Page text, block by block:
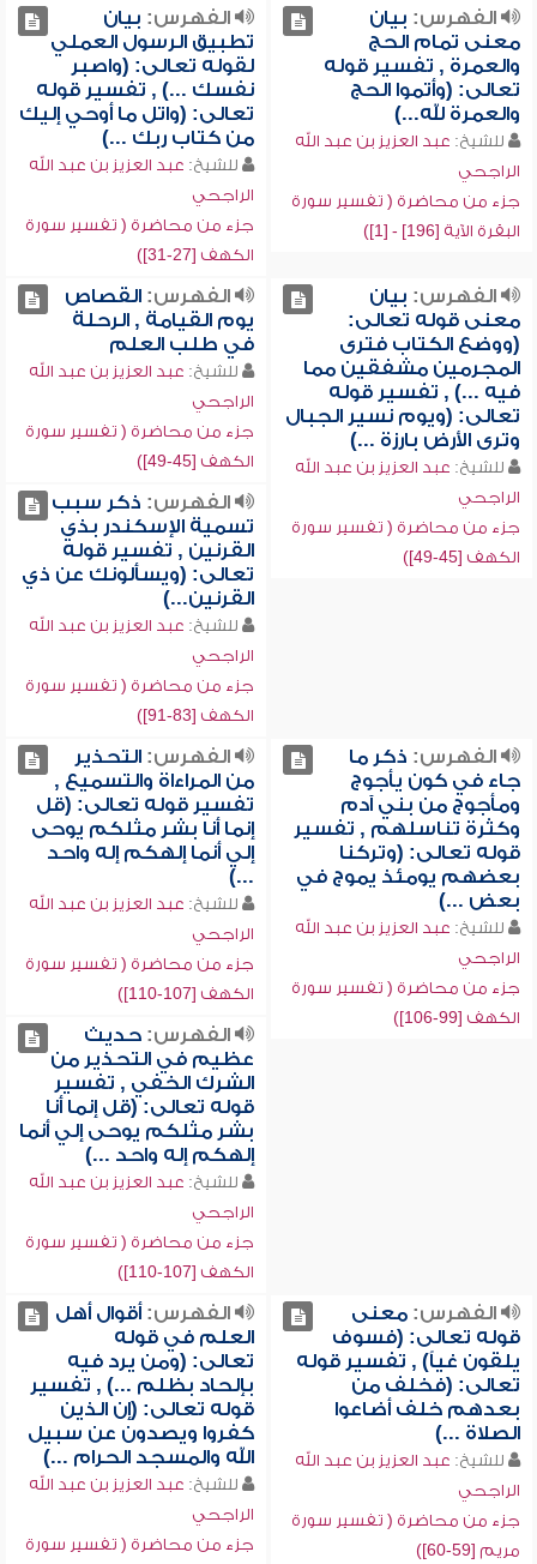
الفهرس: بيان
معنى تمام الحج
والعمرة , تفسير قوله
تعالى: (وأتموا الحج
والعمرة لله...)
للشيخ: عبد العزيز بن عبد الله
الراجحي
جزء من محاضرة ( تفسير سورة
البقرة الآية [196] - [1])
الفهرس: بيان
تطبيق الرسول العملي
لقوله تعالى: (واصبر
نفسك ...) , تفسير قوله
تعالى: (واتل ما أوحي إليك
من كتاب ربك ...)
للشيخ: عبد العزيز بن عبد الله
الراجحي
جزء من محاضرة ( تفسير سورة
الكهف [27-31])
الفهرس: بيان
معنى قوله تعالى:
(ووضع الكتاب فترى
المجرمين مشفقين مما
فيه ...) , تفسير قوله
تعالى: (ويوم نسير الجبال
وترى الأرض بارزة ...)
للشيخ: عبد العزيز بن عبد الله
الراجحي
جزء من محاضرة ( تفسير سورة
الكهف [45-49])
الفهرس:القصاص
يوم القيامة , الرحلة
في طلب العلم
للشيخ: عبد العزيز بن عبد الله
الراجحي
جزء من محاضرة ( تفسير سورة
الكهف [45-49])
الفهرس: ذكر سبب
تسمية الإسكندر بذي
القرنين , تفسير قوله
تعالى: (ويسألونك عن ذي
القرنين...)
للشيخ: عبد العزيز بن عبد الله
الراجحي
جزء من محاضرة ( تفسير سورة
الكهف [83-91])
الفهرس: ذكر ما
جاء في كون يأجوج
ومأجوج من بني آدم
وكثرة تناسلهم , تفسير
قوله تعالى: (وتركنا
بعضهم يومئذ يموج في
بعض ...)
للشيخ: عبد العزيز بن عبد الله
الراجحي
جزء من محاضرة ( تفسير سورة
الكهف [99-106])
الفهرس:التحذير
من المراءاة والتسميع ,
تفسير قوله تعالى: (قل
إنما أنا بشر مثلكم يوحى
إلي أنما إلهكم إله واحد
...)
للشيخ: عبد العزيز بن عبد الله
الراجحي
جزء من محاضرة ( تفسير سورة
الكهف [107-110])
الفهرس:حديث
عظيم في التحذير من
الشرك الخفي , تفسير
قوله تعالى: (قل إنما أنا
بشر مثلكم يوحى إلي أنما
إلهكم إله واحد ...)
للشيخ: عبد العزيز بن عبد الله
الراجحي
جزء من محاضرة ( تفسير سورة
الكهف [107-110])
الفهرس:معنى
قوله تعالى: (فسوف
يلقون غياً) , تفسير قوله
تعالى: (فخلف من
بعدهم خلف أضاعوا
الصلاة ...)
للشيخ: عبد العزيز بن عبد الله
الراجحي
جزء من محاضرة ( تفسير سورة
مريم [59-60])
الفهرس:أقوال أهل
العلم في قوله
تعالى: (ومن يرد فيه
بإلحاد بظلم ...) , تفسير
قوله تعالى: (إن الذين
كفروا ويصدون عن سبيل
الله والمسجد الحرام ...)
للشيخ: عبد العزيز بن عبد الله
الراجحي
جزء من محاضرة ( تفسير سورة